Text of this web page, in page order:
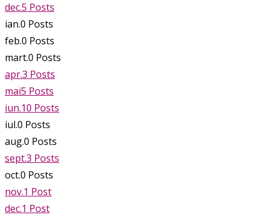
dec.5 Posts
ian.0 Posts
feb.0 Posts
mart.0 Posts
apr.3 Posts
mai5 Posts
iun.10 Posts
iul.0 Posts
aug.0 Posts
sept.3 Posts
oct.0 Posts
nov.1 Post
dec.1 Post